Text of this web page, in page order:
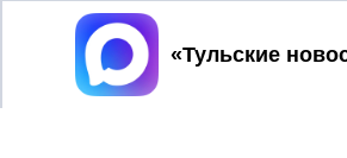
Принять